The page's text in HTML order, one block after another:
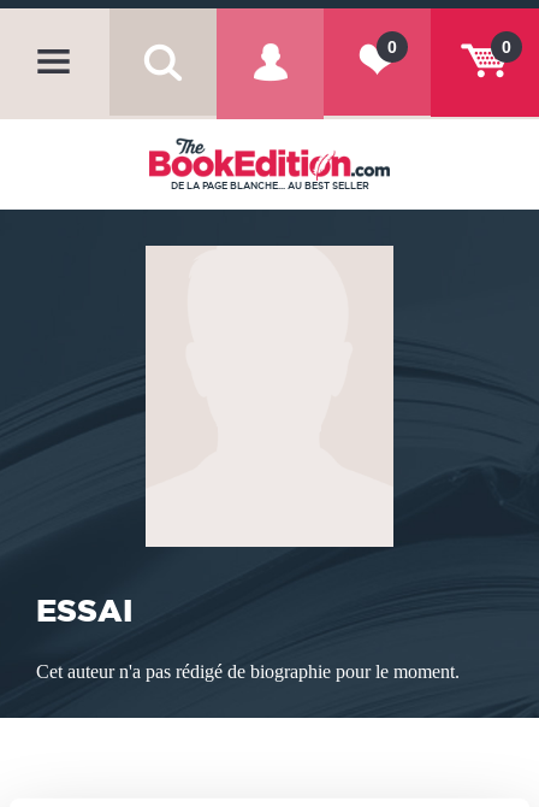
0
0
DE LA PAGE BLANCHE... AU BEST SELLER
ESSAI
Cet auteur n'a pas rédigé de biographie pour le moment.